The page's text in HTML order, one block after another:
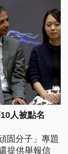
人被點名
固分子」專題
提供舉報信